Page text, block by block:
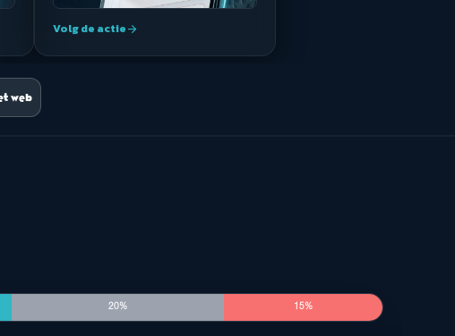
Volg de actiearrow_forward
web
20% 15%